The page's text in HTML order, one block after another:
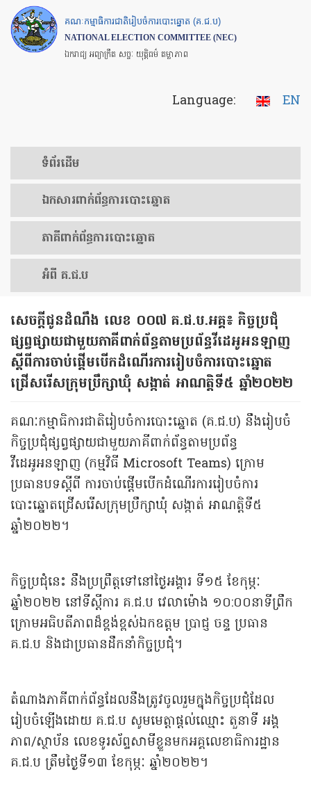
Skip
to
main
គណៈកម្មាធិការជាតិរៀបចំការបោះឆ្នោត (គ.ជ.ប)
NATIONAL ELECTION COMMITTEE (NEC)
ឯករាជ្យ អព្យាក្រឹត សច្ចៈ យុត្តិធម៌ តម្លាភាព
Language: EN
ទំព័រ​ដើម
ឯកសារ​ពាក់ព័ន្ធ​ការ​បោះឆ្នោត
​ភាគីពាក់ព័ន្ធ​​ការ​បោះឆ្នោត
អំពី គ.ជ.ប
សេចក្តីជូនដំណឹង លេខ ០០៧ គ.ជ.ប.អគ្គ៖ កិច្ចប្រជុំ
ផ្សព្វផ្សាយជាមួយភាគីពាក់ព័ន្ធតាមប្រព័ន្ធវីដេអូអនឡាញ
ស្តីពីការចាប់ផ្តើមបើកដំណើរការរៀបចំការបោះឆ្នោត
ជ្រើសរើសក្រុមប្រឹក្សាឃុំ សង្កាត់ អាណត្តិទី៥ ឆ្នាំ២០២២
គណៈកម្មាធិការជាតិរៀបចំការបោះឆ្នោត (គ.ជ.ប) នឹងរៀបចំ
កិច្ចប្រជុំផ្សព្វផ្សាយជាមួយភាគីពាក់ព័ន្ធតាមប្រព័ន្ធ
វីដេអូអនឡាញ (កម្មវិធី Microsoft Teams) ក្រោម
ប្រធានបទស្តីពី ការចាប់ផ្តើមបើកដំណើរការរៀបចំការ
បោះឆ្នោតជ្រើសរើសក្រុមប្រឹក្សាឃុំ សង្កាត់ អាណត្តិទី៥
ឆ្នាំ២០២២។
កិច្ចប្រជុំនេះ នឹងប្រព្រឹត្តទៅនៅថ្ងៃអង្គារ ទី១៥ ខែកុម្ភៈ
ឆ្នាំ២០២២ នៅទីស្តីការ គ.ជ.ប វេលាម៉ោង ១០:០០នាទីព្រឹក
ក្រោមអធិបតីភាពដ៏ខ្ពង់ខ្ពស់ឯកឧត្តម ប្រាជ្ញ ចន្ទ ប្រធាន
គ.ជ.ប និងជាប្រធានដឹកនាំកិច្ចប្រជុំ។
តំណាងភាគីពាក់ព័ន្ធដែលនឹងត្រូវចូលរួមក្នុងកិច្ចប្រជុំដែល
រៀបចំឡើងដោយ គ.ជ.ប សូមមេត្តាផ្តល់ឈ្មោះ តួនាទី អង្គ
ភាព/ស្ថាប័ន លេខទូរស័ព្ទសាមីខ្លួនមកអគ្គលេខាធិការដ្ឋាន
គ.ជ.ប ត្រឹមថ្ងៃទី១៣ ខែកុម្ភៈ ឆ្នាំ២០២២។